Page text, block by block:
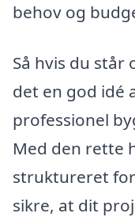
behov og
Så hvis du
det en god idé
professionel
Med den rette
struktureret
sikre, at dit